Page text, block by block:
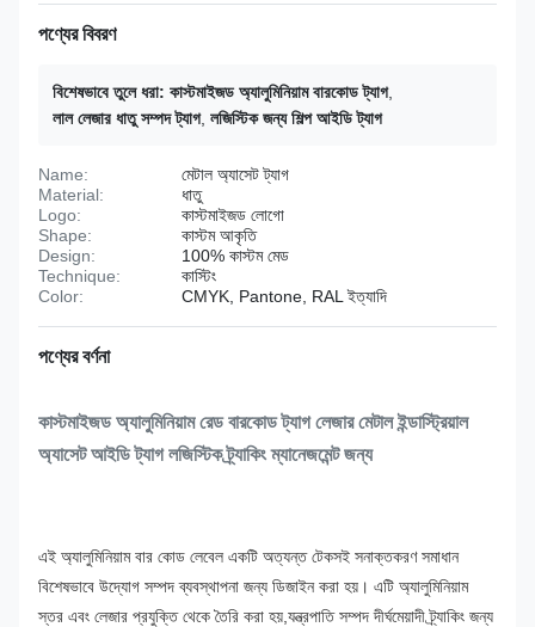
পণ্যের বিবরণ
বিশেষভাবে তুলে ধরা: কাস্টমাইজড অ্যালুমিনিয়াম বারকোড ট্যাগ,
লাল লেজার ধাতু সম্পদ ট্যাগ, লজিস্টিক জন্য শিল্প আইডি ট্যাগ
Name:
মেটাল অ্যাসেট ট্যাগ
Material:
ধাতু
Logo:
কাস্টমাইজড লোগো
Shape:
কাস্টম আকৃতি
Design:
100% কাস্টম মেড
Technique:
কাস্টিং
Color:
CMYK, Pantone, RAL ইত্যাদি
পণ্যের বর্ণনা
কাস্টমাইজড অ্যালুমিনিয়াম রেড বারকোড ট্যাগ লেজার মেটাল ইন্ডাস্ট্রিয়াল
অ্যাসেট আইডি ট্যাগ লজিস্টিক ট্র্যাকিং ম্যানেজমেন্ট জন্য
এই অ্যালুমিনিয়াম বার কোড লেবেল একটি অত্যন্ত টেকসই সনাক্তকরণ সমাধান
বিশেষভাবে উদ্যোগ সম্পদ ব্যবস্থাপনা জন্য ডিজাইন করা হয়। এটি অ্যালুমিনিয়াম
স্তর এবং লেজার প্রযুক্তি থেকে তৈরি করা হয়,যন্ত্রপাতি সম্পদ দীর্ঘমেয়াদী ট্র্যাকিং জন্য